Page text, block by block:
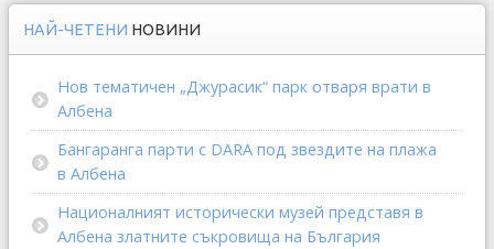
НАЙ-ЧЕТЕНИ НОВИНИ
Нов тематичен „Джурасик“ парк отваря врати в
Албена
Бангаранга парти с DARA под звездите на плажа
в Албена
Националният исторически музей представя в
Албена златните съкровища на България